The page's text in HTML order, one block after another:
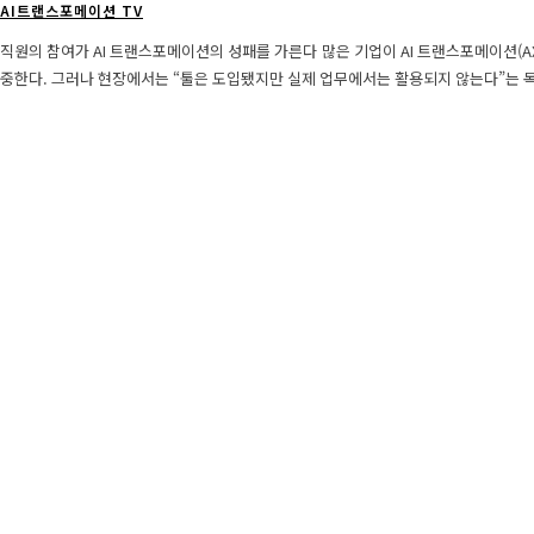
AI트랜스포메이션 TV
직원의 참여가 AI 트랜스포메이션의 성패를 가른다 많은 기업이 AI 트랜스포메이션(AX)을 추진하며 최신 솔루션과 기술 도입에 집
중한다. 그러나 현장에서는 “툴은 도입됐지만 실제 업무에서는 활용되지 않는다”는